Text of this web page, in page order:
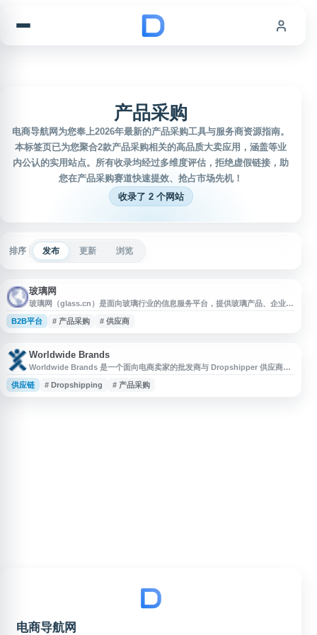
产品采购
电商导航网为您奉上2026年最新的产品采购工具与服务商资源指南。
本标签页已为您聚合2款产品采购相关的高品质大卖应用，涵盖等业
内公认的实用站点。所有收录均经过多维度评估，拒绝虚假链接，助
您在产品采购赛道快速提效、抢占市场先机！
收录了 2 个网站
排序 发布 更新 浏览
玻璃网
玻璃网（glass.cn）是面向玻璃行业的信息服务平台，提供玻璃产品、企业供
应、采购需求、行业资讯及相关市场信息展示，覆盖建筑玻璃、深加工玻璃、
原片玻璃、设备耗材等领域。网站可帮助用户了解玻璃行业动态、查找供应商
B2B平台 # 产品采购 # 供应商
Worldwide Brands
Worldwide Brands 是一个面向电商卖家的批发商与 Dropshipper 供应商目
录平台，提供经过认证和审核的合法供应商信息，帮助用户查找可用于在线销
售的真实批发渠道。网站重点筛选无中间商、无诈骗风险的供应商资源，适用
供应链 # Dropshipping # 产品采购
电商导航网